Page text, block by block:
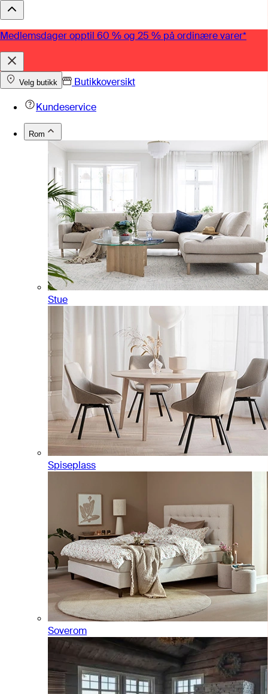
Medlemsdager opptil 60 % og 25 % på ordinære varer*
Velg butikk
Butikkoversikt
Kundeservice
Rom
Stue
Spiseplass
Soverom